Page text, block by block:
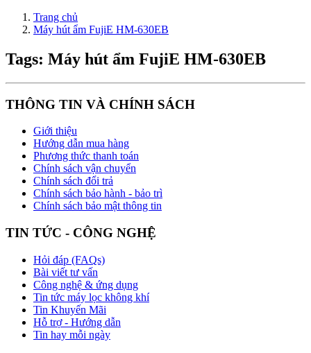
Trang chủ
Máy hút ẩm FujiE HM-630EB
Tags: Máy hút ẩm FujiE HM-630EB
THÔNG TIN VÀ CHÍNH SÁCH
Giới thiệu
Hướng dẫn mua hàng
Phương thức thanh toán
Chính sách vận chuyển
Chính sách đổi trả
Chính sách bảo hành - bảo trì
Chính sách bảo mật thông tin
TIN TỨC - CÔNG NGHỆ
Hỏi đáp (FAQs)
Bài viết tư vấn
Công nghệ & ứng dụng
Tin tức máy lọc không khí
Tin Khuyến Mãi
Hỗ trợ - Hướng dẫn
Tin hay mỗi ngày